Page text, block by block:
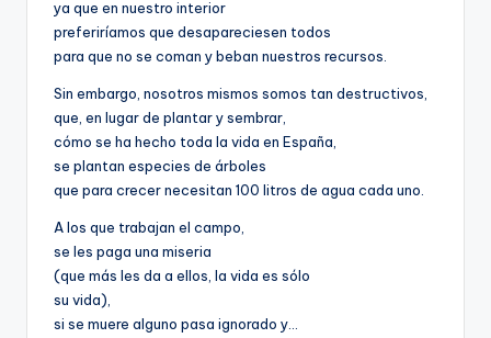
ya que en nuestro interior
preferiríamos que desapareciesen todos
para que no se coman y beban nuestros recursos.
Sin embargo, nosotros mismos somos tan destructivos,
que, en lugar de plantar y sembrar,
cómo se ha hecho toda la vida en España,
se plantan especies de árboles
que para crecer necesitan 100 litros de agua cada uno.
A los que trabajan el campo,
se les paga una miseria
(que más les da a ellos, la vida es sólo
su vida),
si se muere alguno pasa ignorado y…